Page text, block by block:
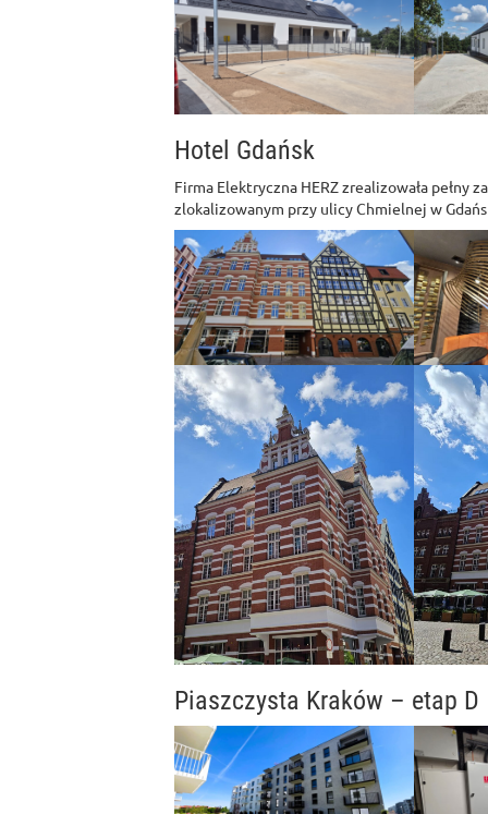
Hotel Gdańsk
Firma Elektryczna HERZ zrealizowała
zlokalizowanym przy ulicy Chmielnej w
Piaszczysta Kraków – etap D